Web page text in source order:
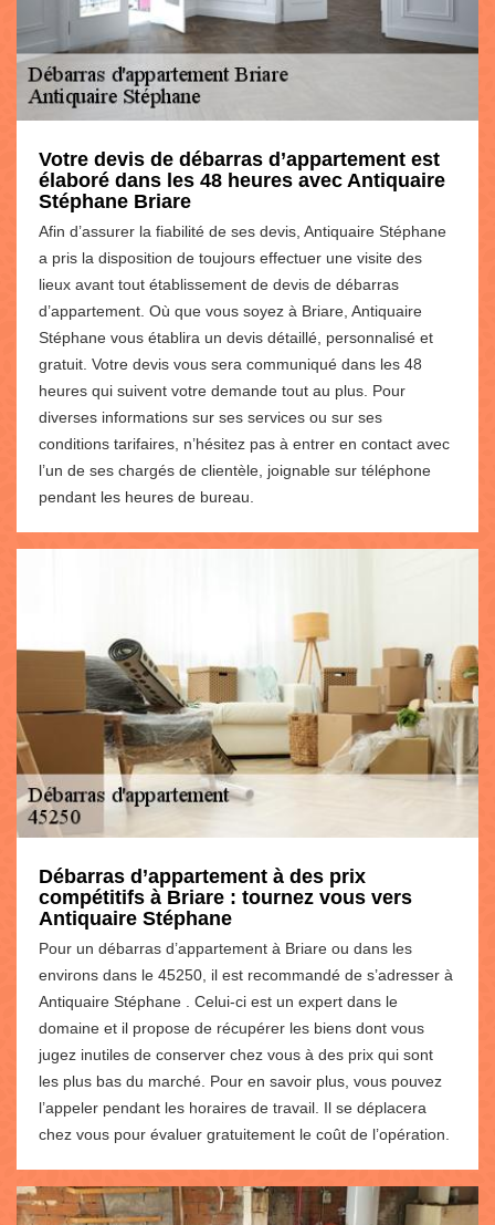
Votre devis de débarras d’appartement est
élaboré dans les 48 heures avec Antiquaire
Stéphane Briare
Afin d’assurer la fiabilité de ses devis, Antiquaire Stéphane
a pris la disposition de toujours effectuer une visite des
lieux avant tout établissement de devis de débarras
d’appartement. Où que vous soyez à Briare, Antiquaire
Stéphane vous établira un devis détaillé, personnalisé et
gratuit. Votre devis vous sera communiqué dans les 48
heures qui suivent votre demande tout au plus. Pour
diverses informations sur ses services ou sur ses
conditions tarifaires, n’hésitez pas à entrer en contact avec
l’un de ses chargés de clientèle, joignable sur téléphone
pendant les heures de bureau.
Débarras d’appartement à des prix
compétitifs à Briare : tournez vous vers
Antiquaire Stéphane
Pour un débarras d’appartement à Briare ou dans les
environs dans le 45250, il est recommandé de s’adresser à
Antiquaire Stéphane . Celui-ci est un expert dans le
domaine et il propose de récupérer les biens dont vous
jugez inutiles de conserver chez vous à des prix qui sont
les plus bas du marché. Pour en savoir plus, vous pouvez
l’appeler pendant les horaires de travail. Il se déplacera
chez vous pour évaluer gratuitement le coût de l’opération.